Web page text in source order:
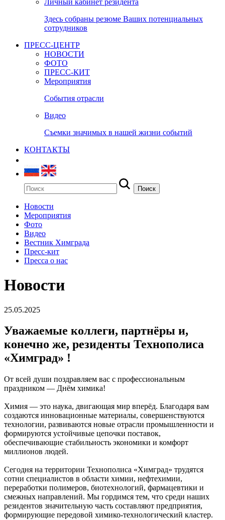
Личный кабинет резидента
Здесь собраны резюме Ваших потенциальных
сотрудников
ПРЕСС-ЦЕНТР
НОВОСТИ
ФОТО
ПРЕСС-КИТ
Мероприятия
События отрасли
Видео
Съемки значимых в нашей жизни событий
КОНТАКТЫ
Новости
Мероприятия
Фото
Видео
Вестник Химграда
Пресс-кит
Пресса о нас
Новости
25.05.2025
Уважаемые коллеги, партнёры и,
конечно же, резиденты Технополиса
«Химград» !
От всей души поздравляем вас с профессиональным
праздником — Днём химика!
Химия — это наука, двигающая мир вперёд. Благодаря вам
создаются инновационные материалы, совершенствуются
технологии, развиваются новые отрасли промышленности и
формируются устойчивые цепочки поставок,
обеспечивающие стабильность экономики и комфорт
миллионов людей.
Сегодня на территории Технополиса «Химград» трудятся
сотни специалистов в области химии, нефтехимии,
переработки полимеров, биотехнологий, фармацевтики и
смежных направлений. Мы гордимся тем, что среди наших
резидентов значительную часть составляют предприятия,
формирующие передовой химико-технологический кластер.